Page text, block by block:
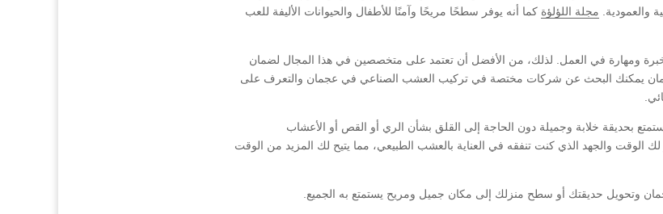
والعمودية. مجلة اللؤلؤة كما أنه يوفر سطحًا مريحًا وآمنًا للأطفال والحيوانات الأليفة للعب
ومهارة في العمل. لذلك، من الأفضل أن تعتمد على متخصصين في هذا المجال لضمان
يمكنك البحث عن شركات مختصة في تركيب العشب الصناعي في عجمان والتعرف على
بحديقة خلابة وجميلة دون الحاجة إلى القلق بشأن الري أو القص أو الأعشاب
والجهد الذي كنت تنفقه في العناية بالعشب الطبيعي، مما يتيح لك المزيد من الوقت
وتحويل حديقتك أو سطح منزلك إلى مكان جميل ومريح يستمتع به الجميع.